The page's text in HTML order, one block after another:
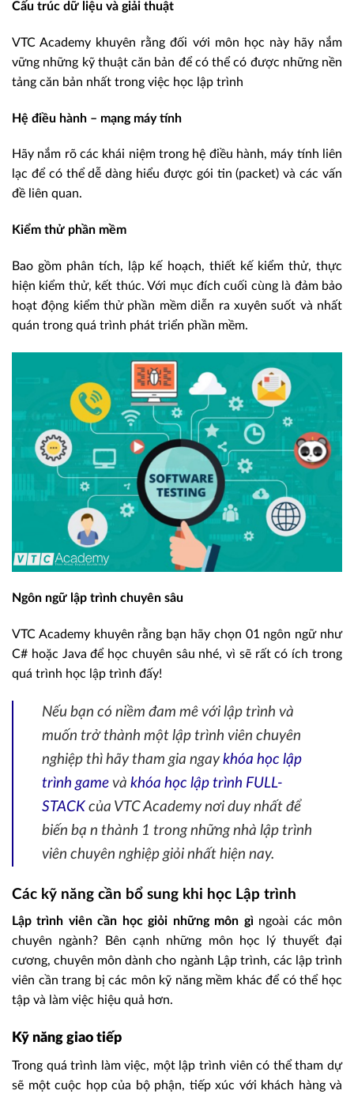
Cấu trúc dữ liệu và giải thuật
VTC Academy khuyên rằng đối với môn học này hãy nắm
vững những kỹ thuật căn bản để có thể có được những nền
tảng căn bản nhất trong việc học lập trình
Hệ điều hành – mạng máy tính
Hãy nắm rõ các khái niệm trong hệ điều hành, máy tính liên
lạc để có thể dễ dàng hiểu được gói tin (packet) và các vấn
đề liên quan.
Kiểm thử phần mềm
Bao gồm phân tích, lập kế hoạch, thiết kế kiểm thử, thực
hiện kiểm thử, kết thúc. Với mục đích cuối cùng là đảm bảo
hoạt động kiểm thử phần mềm diễn ra xuyên suốt và nhất
quán trong quá trình phát triển phần mềm.
Ngôn ngữ lập trình chuyên sâu
VTC Academy khuyên rằng bạn hãy chọn 01 ngôn ngữ như
C# hoặc Java để học chuyên sâu nhé, vì sẽ rất có ích trong
quá trình học lập trình đấy!
Nếu bạn có niềm đam mê với lập trình và
muốn trở thành một lập trình viên chuyên
nghiệp thì hãy tham gia ngaykhóa học lập
trình game và khóa học lập trình FULL-
STACK của VTC Academy nơi duy nhất để
biến bạ n thành 1 trong những nhà lập trình
viên chuyên nghiệp giỏi nhất hiện nay.
Các kỹ năng cần bổ sung khi học Lập trình
Lập trình viên cần học giỏi những môn gì ngoài các môn
chuyên ngành? Bên cạnh những môn học lý thuyết đại
cương, chuyên môn dành cho ngành Lập trình, các lập trình
viên cần trang bị các môn kỹ năng mềm khác để có thể học
tập và làm việc hiệu quả hơn.
Kỹ năng giao tiếp
Trong quá trình làm việc, một lập trình viên có thể tham dự
sẽ một cuộc họp của bộ phận, tiếp xúc với khách hàng và